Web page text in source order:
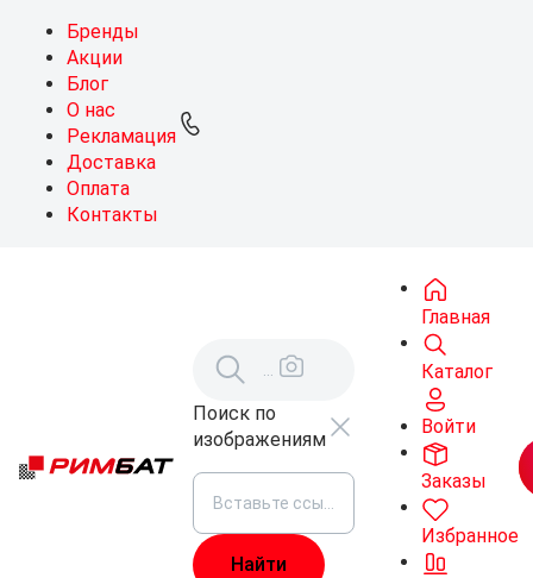
Бренды
Акции
Блог
О нас
Рекламация
Доставка
Оплата
Контакты
Поиск по
изображениям
Главная
Каталог
Войти
Заказы
Избранное